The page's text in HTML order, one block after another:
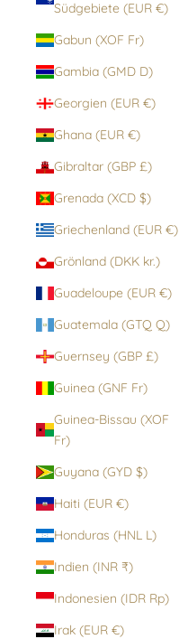
Südgebiete (EUR €)
Gabun (XOF Fr)
Gambia (GMD D)
Georgien (EUR €)
Ghana (EUR €)
Gibraltar (GBP £)
Grenada (XCD $)
Griechenland (EUR €)
Grönland (DKK kr.)
Guadeloupe (EUR €)
Guatemala (GTQ Q)
Guernsey (GBP £)
Guinea (GNF Fr)
Guinea-Bissau (XOF
Fr)
Guyana (GYD $)
Haiti (EUR €)
Honduras (HNL L)
Indien (INR ₹)
Indonesien (IDR Rp)
Irak (EUR €)